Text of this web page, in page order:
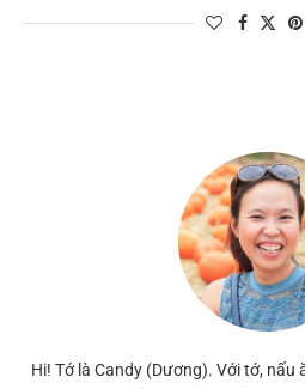
Hi! Tớ là Candy (Dương). Với tớ,